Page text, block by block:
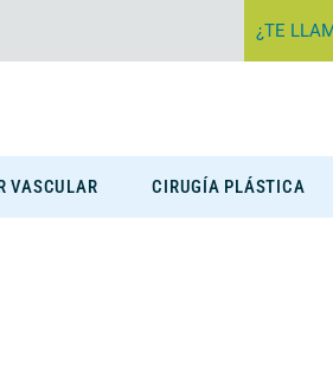
¿TE
VASCULAR CIRUGÍA PLÁSTICA